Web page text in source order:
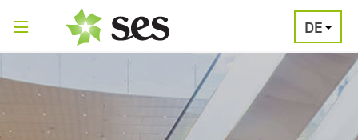
DE
PRESSEAUSSENDUNGEN